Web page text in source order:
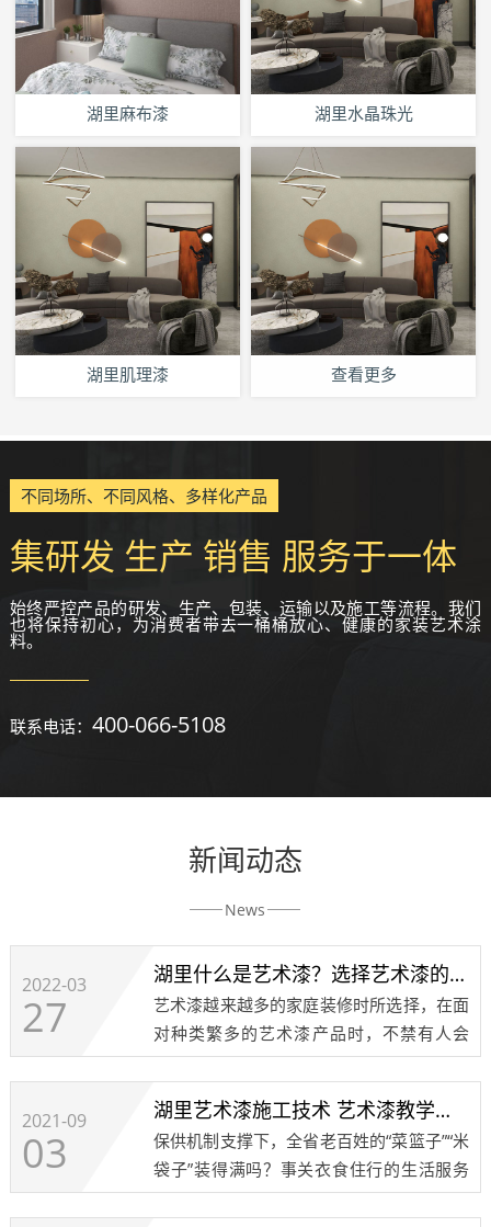
湖里麻布漆 湖里水晶珠光
湖里肌理漆 查看更多
不同场所、不同风格、多样化产品
集研发 生产 销售 服务于一体
始终严控产品的研发、生产、包装、运输以及施工等流程。我们
也将保持初心，为消费者带去一桶桶放心、健康的家装艺术涂
料。
联系电话： 400-066-5108
新闻动态
News
2022-03
27
湖里什么是艺术漆？选择艺术漆的技巧
艺术漆越来越多的家庭装修时所选择，在面
对种类繁多的艺术漆产品时，不禁有人会
问，什么是艺术漆，他和其它的墙面装修材
料有什么区别，他的特点又是什么呢？今天
小编就带大家去了解一下艺术漆：艺术漆和
其他墙面装饰......
2021-09
03
湖里艺术漆施工技术 艺术漆教学培训 艺术涂料注意事项8
保供机制支撑下，全省老百姓的“菜篮子”“米
袋子”装得满吗？事关衣食住行的生活服务
何时才能恢复正常？发布会上，省商务厅、